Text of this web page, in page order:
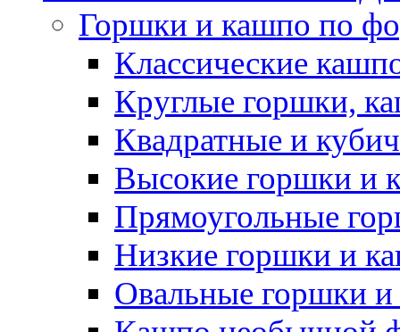
Горшки и кашпо по
Классические
Круглые горшки,
Квадратные и
Высокие горшки и
Прямоугольные
Низкие горшки и
Овальные горшки